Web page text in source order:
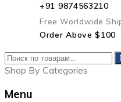
+91 9874563210
Free Worldwide
Order Above $100
Shop By Categories
Menu